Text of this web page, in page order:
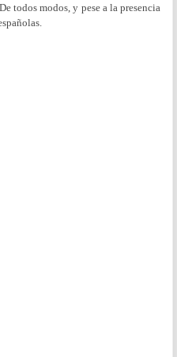
todos modos, y pese a la presencia